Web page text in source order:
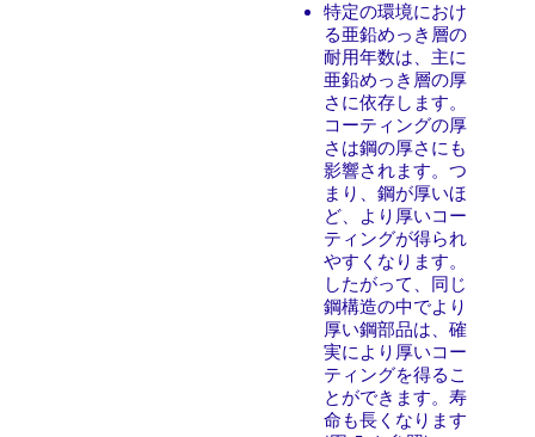
特定の環境におけ
る亜鉛めっき層の
耐用年数は、主に
亜鉛めっき層の厚
さに依存します。
コーティングの厚
さは鋼の厚さにも
影響されます。つ
まり、鋼が厚いほ
ど、より厚いコー
ティングが得られ
やすくなります。
したがって、同じ
鋼構造の中でより
厚い鋼部品は、確
実により厚いコー
ティングを得るこ
とができます。寿
命も長くなります